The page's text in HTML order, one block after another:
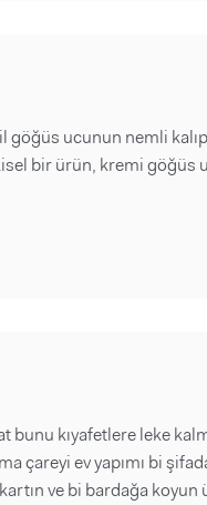
ucunun nemli
bir ürün, kremi
bunu kıyafetlere leke
çareyi ev yapımı bi
ve bi bardağa koyun